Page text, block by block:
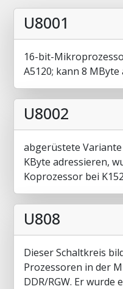
U8001
16-bit-
A5120; kann 8 MByte
U8002
abgerüstete
KByte adressieren,
Koprozessor bei
U808
Dieser Schaltkreis
Prozessoren in der
DDR/RGW. Er wurde